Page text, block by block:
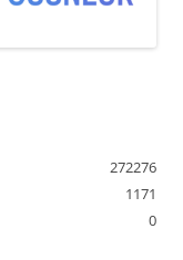
272276
1171
0